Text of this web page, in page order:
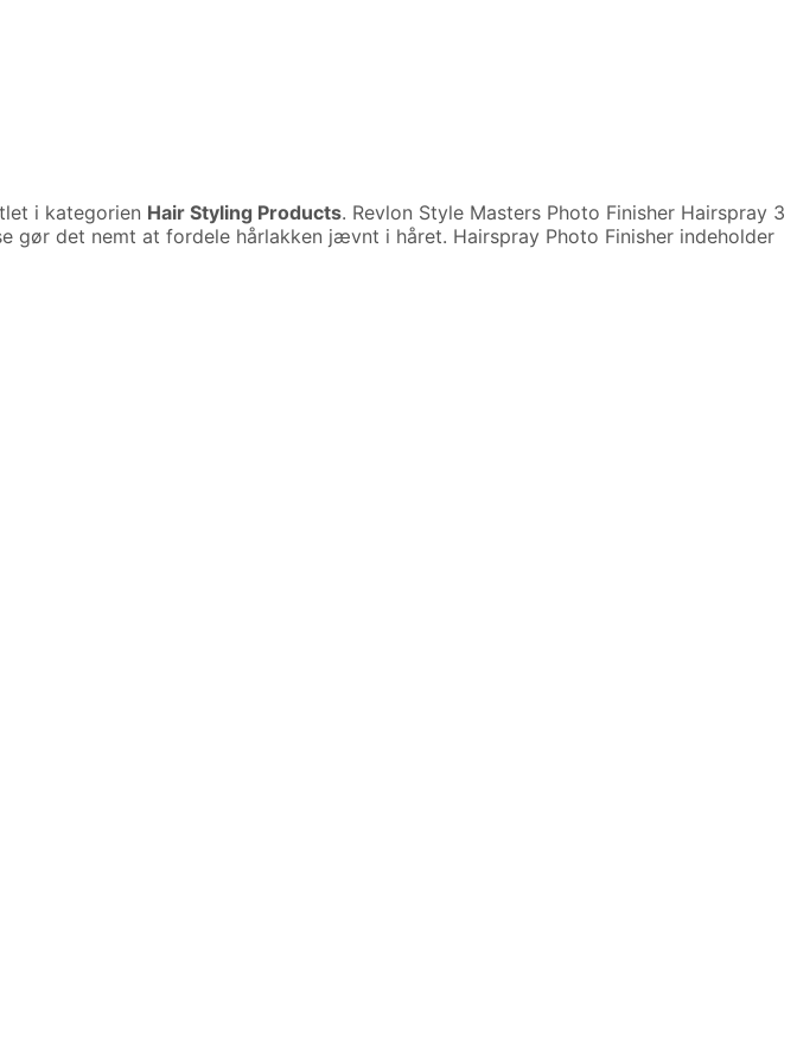
i kategorien Hair Styling Products. Revlon Style Masters Photo Finisher Hairspray 3
det nemt at fordele hårlakken jævnt i håret. Hairspray Photo Finisher indeholder